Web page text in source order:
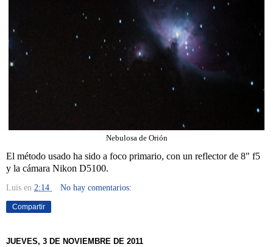
Nebulosa de Orión
El método usado ha sido a foco primario, con un reflector de 8" f5
y la cámara Nikon D5100.
Luis en 2:14 No hay comentarios:
Compartir
JUEVES, 3 DE NOVIEMBRE DE 2011